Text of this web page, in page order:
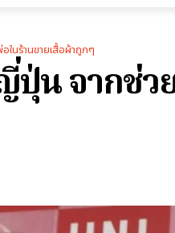
นร้านขายเสื้อผ้าถูกๆ
จากช่ว